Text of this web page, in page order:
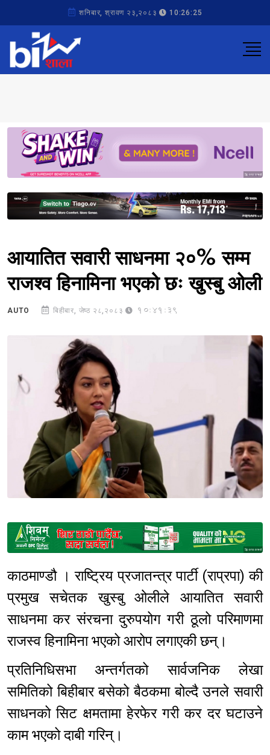
शनिबार, श्रावण २३,२०८३ 10:26:25
Sponsored
Sponsored
आयातित सवारी साधनमा २०% सम्म
राजश्व हिनामिना भएको छः खुस्बु ओली
AUTO बिहीबार, जेष्ठ २८,२०८३ 10:41:39
Sponsored
काठमाण्डौ । राष्ट्रिय प्रजातन्त्र पार्टी (राप्रपा) की
प्रमुख सचेतक खुस्बु ओलीले आयातित सवारी
साधनमा कर संरचना दुरुपयोग गरी ठूलो परिमाणमा
राजस्व हिनामिना भएको आरोप लगाएकी छन्।
प्रतिनिधिसभा अन्तर्गतको सार्वजनिक लेखा
समितिको बिहीबार बसेको बैठकमा बोल्दै उनले सवारी
साधनको सिट क्षमतामा हेरफेर गरी कर दर घटाउने
काम भएको दाबी गरिन्।